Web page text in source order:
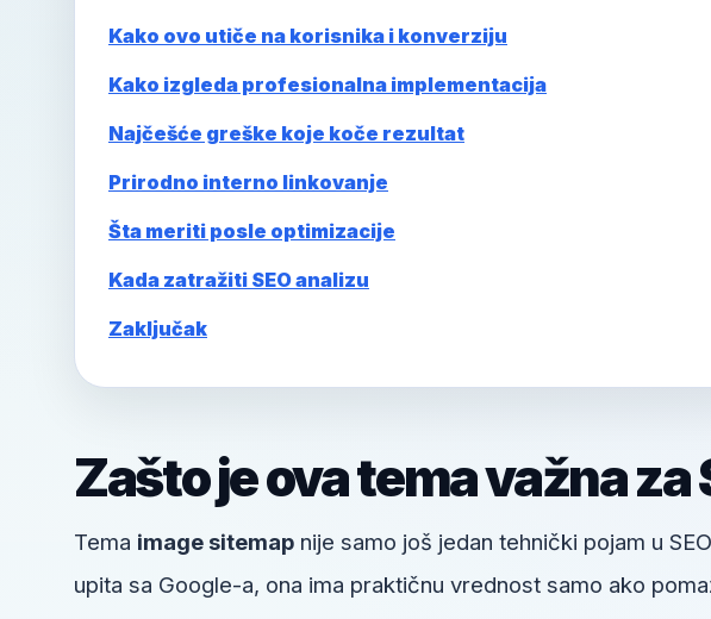
Kako ovo utiče na korisnika i konverziju
Kako izgleda profesionalna implementacija
Najčešće greške koje koče rezultat
Prirodno interno linkovanje
Šta meriti posle optimizacije
Kada zatražiti SEO analizu
Zaključak
Zašto je ova tema važna za
Tema image sitemap nije samo još jedan tehnički pojam u
upita sa Google-a, ona ima praktičnu vrednost samo ako